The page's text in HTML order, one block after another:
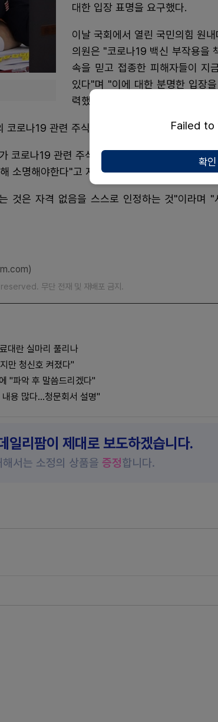
대한 입장 표명을 요구했다.
이날 국회에서 열린 국민의힘 원
의원은 "코로나19 백신 부작용을
속을 믿고 접종한 피해자들이 지
있다"며 "이에 대한 분명한 입장
력했다.
코로나19 관련 주식 매수를 통한 수익 창출 논란에
코로나19 관련 주식을 대량으로 보유해, 전형적
소명해야한다"고 지적했다.
것은 자격 없음을 스스로 인정하는 것"이라며 "
무단 전재 및 재배포 금지.
대란 실마리 풀리나
만 청신호 켜졌다"
"파악 후 말씀드리겠다"
용 많다…청문회서 설명"
일리팜이 제대로 보도하겠습니다.
서는 소정의 상품을 증정합니다.
Failed
확인